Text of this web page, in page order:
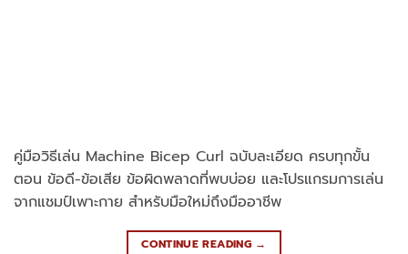
คู่มือวิธีเล่น Machine Bicep Curl ฉบับละเอียด ครบทุกขั้น
ตอน ข้อดี-ข้อเสีย ข้อผิดพลาดที่พบบ่อย และโปรแกรมการเล่น
จากแชมป์เพาะกาย สำหรับมือใหม่ถึงมืออาชีพ
CONTINUE READING →